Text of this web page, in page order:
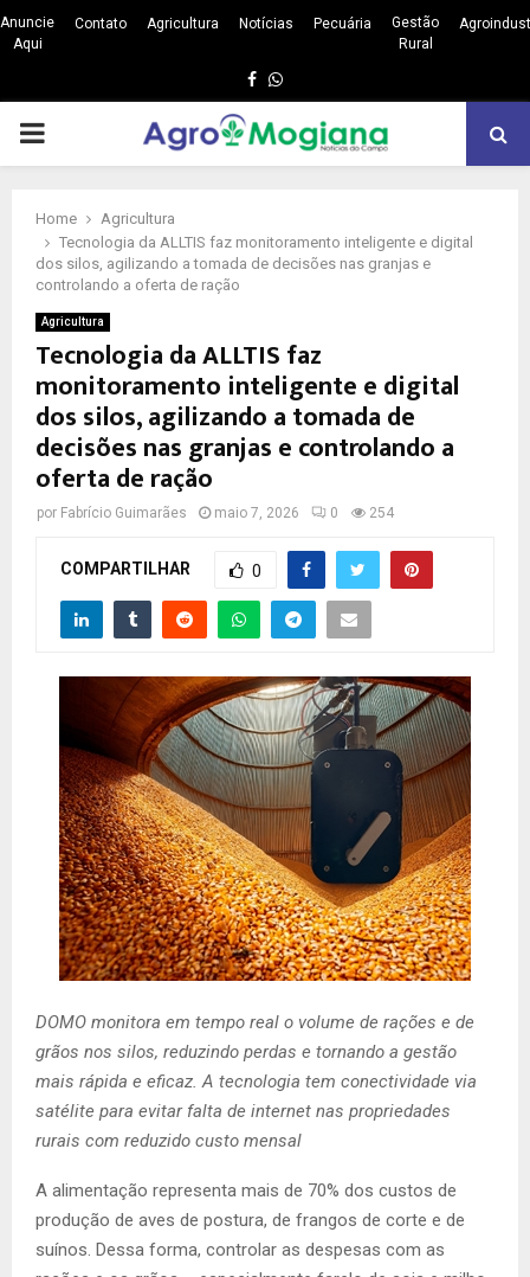
Anuncie
Aqui
Contato Agricultura Notícias Pecuária
Gestão
Rural
Facebook
Whatsapp
PRIMARY
Home
Agricultura
Tecnologia da ALLTIS faz monitoramento inteligente e digital
dos silos, agilizando a tomada de decisões nas granjas e
controlando a oferta de ração
Agricultura
Tecnologia da ALLTIS faz
monitoramento inteligente e digital
dos silos, agilizando a tomada de
decisões nas granjas e controlando a
oferta de ração
por Fabrício Guimarães maio 7, 2026 0 254
COMPARTILHAR 0
DOMO monitora em tempo real o volume de rações e de
grãos nos silos, reduzindo perdas e tornando a gestão
mais rápida e eficaz. A tecnologia tem conectividade via
satélite para evitar falta de internet nas propriedades
rurais com reduzido custo mensal
A alimentação representa mais de 70% dos custos de
produção de aves de postura, de frangos de corte e de
suínos. Dessa forma, controlar as despesas com as